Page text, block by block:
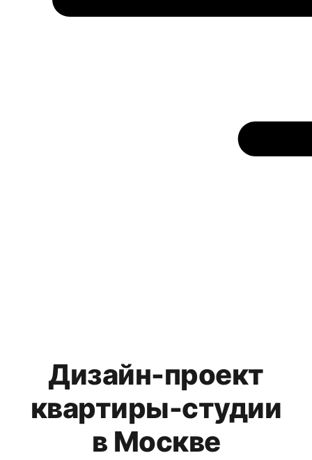
Дизайн-проект
квартиры-студии
в Москве